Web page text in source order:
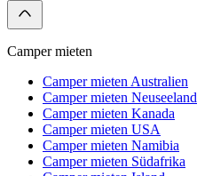
Camper mieten
Camper mieten Australien
Camper mieten Neuseeland
Camper mieten Kanada
Camper mieten USA
Camper mieten Namibia
Camper mieten Südafrika